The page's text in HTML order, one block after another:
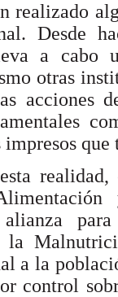
realizado
Desde
a cabo
otras
acciones
alianza
la
a la
control